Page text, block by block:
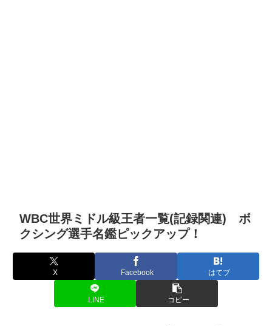
WBC世界ミドル級王者一覧(記録関連) ボ
クシング選手名鑑ピックアップ！
X Facebook はてブ
LINE コピー